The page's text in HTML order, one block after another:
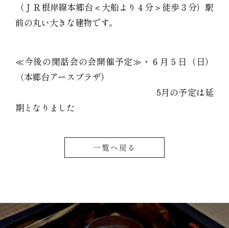
（ＪＲ根岸線本郷台＜大船より４分＞徒歩３分）駅
前の丸い大きな建物です。
≪今後の閒話会の会開催予定≫・６月５日（日）
（本郷台アースプラザ）
5月の予定は延
期となりました